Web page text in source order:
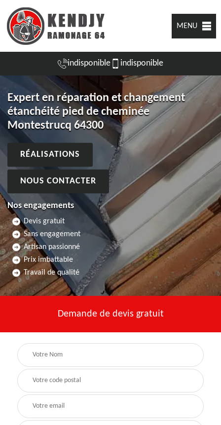
MENU
indisponible indisponible
Expert en réparation et changement
étanchéité pied de cheminée
Montestrucq 64300
RÉALISATIONS
NOUS CONTACTER
Nos engagements
Devis gratuit
Sans engagement
Artisan passionné
Prix imbattable
Travail de qualité
Demande de devis gratuit